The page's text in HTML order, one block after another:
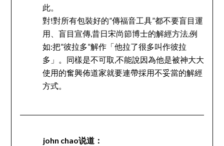
此。
對!對所有包裝好的”傳福音工具”都不要盲目運
用、盲目宣傳,昔日宋尚節博士的解經方法,例
如:把”彼拉多”解作「他拉了很多叫作彼拉
多」。同樣是不可取,不能說因為他是被神大大
使用的奮興佈道家就要連帶採用不妥當的解經
方式。
john chao说道：